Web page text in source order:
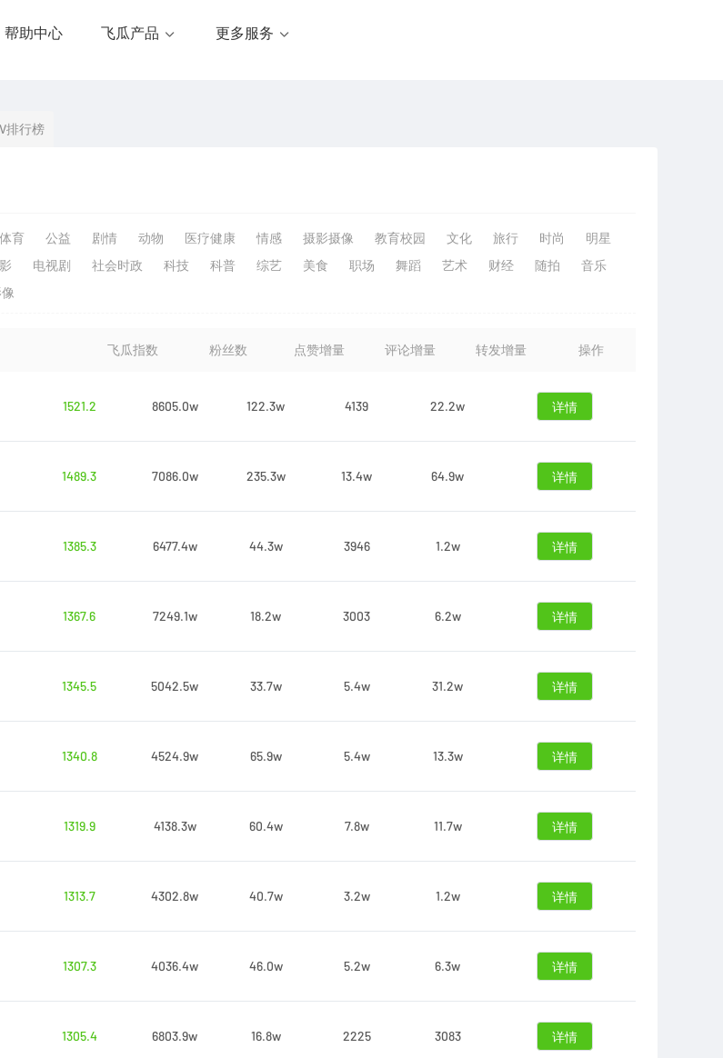
帮助中心 飞瓜产品 更多服务
排行榜
体育 公益 剧情 动物 医疗健康 情感 摄影摄像 教育校园 文化 旅行 时尚
明星
电视剧 社会时政 科技 科普 综艺 美食 职场 舞蹈 艺术 财经 随拍
音乐
飞瓜指数 粉丝数 点赞增量 评论增量 转发增量 操作
1521.2
8605.0w 122.3w 4139 22.2w 详情
1489.3
7086.0w 235.3w 13.4w 64.9w 详情
1385.3
6477.4w 44.3w 3946 1.2w 详情
1367.6
7249.1w 18.2w 3003 6.2w 详情
1345.5
5042.5w 33.7w 5.4w 31.2w 详情
1340.8
4524.9w 65.9w 5.4w 13.3w 详情
1319.9
4138.3w 60.4w 7.8w 11.7w 详情
1313.7
4302.8w 40.7w 3.2w 1.2w 详情
1307.3
4036.4w 46.0w 5.2w 6.3w 详情
1305.4
6803.9w 16.8w 2225 3083 详情